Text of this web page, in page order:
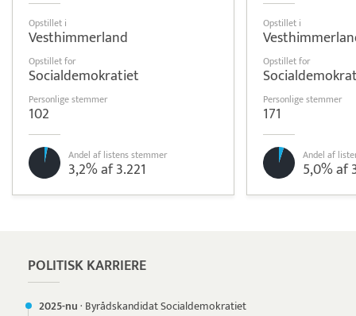
Opstillet i
Vesthimmerland
Opstillet for
Socialdemokratiet
Personlige stemmer
102
Andel af listens stemmer
3,2% af 3.221
Opstillet i
Opstillet for
Personlige stemmer
171
Andel af
5,0% af
POLITISK KARRIERE
2025-nu· Byrådskandidat Socialdemokratiet